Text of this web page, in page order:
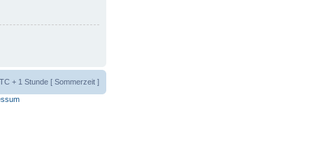
+ 1 Stunde [ Sommerzeit ]